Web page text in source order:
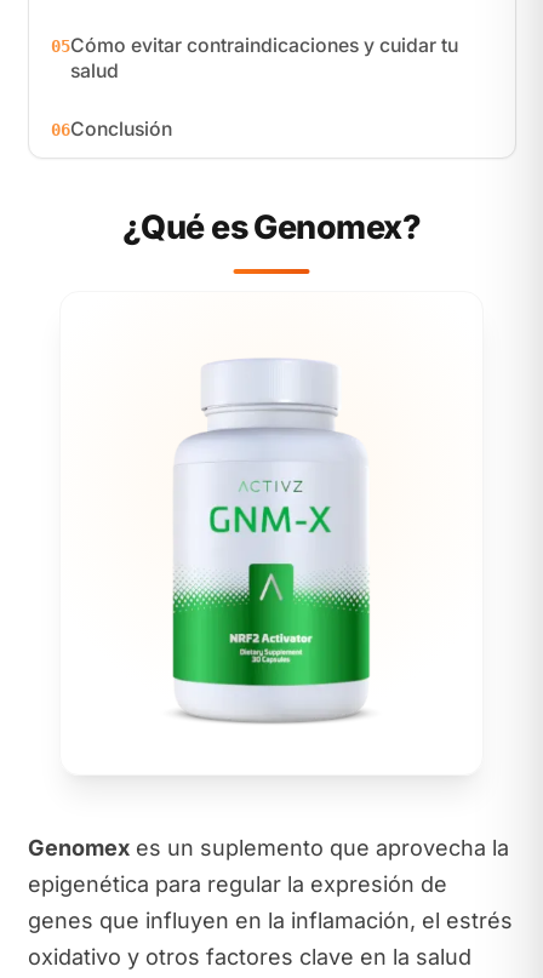
05Cómo evitar contraindicaciones y cuidar tu
salud
06Conclusión
¿Qué es Genomex?
Genomexes un suplemento que aprovecha la
epigenética para regular la expresión de
genes que influyen en la inflamación, el estrés
oxidativo y otros factores clave en la salud